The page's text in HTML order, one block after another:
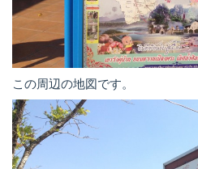
この周辺の地図です。